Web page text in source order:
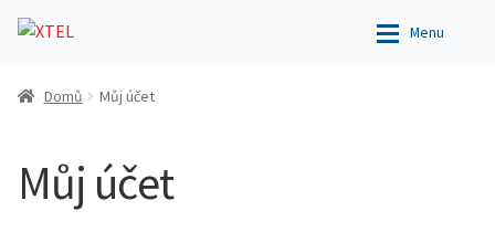
Přeskočit
navigaci
Přejít
obsahu
Menu
Obchod
Podpora
Obchod
Podpora
Domů Můj účet
Můj účet